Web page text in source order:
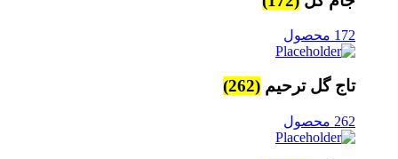
172 محصول
تاج گل ترحیم (262)
262 محصول